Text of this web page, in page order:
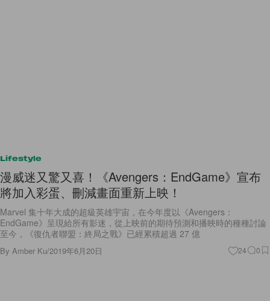
Lifestyle
漫威迷又驚又喜！《Avengers：EndGame》宣布
將加入彩蛋、刪減畫面重新上映！
Marvel 集十年大成的超級英雄宇宙，在今年度以《Avengers：
EndGame》呈現給所有影迷，從上映前的期待預測和播映時的種種討論
至今，《復仇者聯盟：終局之戰》已經累積超過 27 億
By Amber Ku/2019年6月20日 24 0